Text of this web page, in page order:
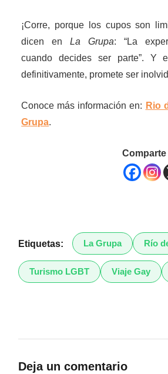
¡Corre, porque los cupos son
dicen enLa Grupa: “La
cuando decides ser parte”. Y
definitivamente, promete ser
Conoce más información en: Rio
Grupa.
Comparte
Etiquetas: La Grupa Río
Turismo LGBT Viaje Gay
Deja un comentario